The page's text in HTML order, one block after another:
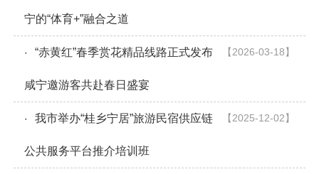
宁的“体育+”融合之道
【2026-03-18】
· “赤黄红”春季赏花精品线路正式发布
咸宁邀游客共赴春日盛宴
【2025-12-02】
· 我市举办“桂乡宁居”旅游民宿供应链
公共服务平台推介培训班